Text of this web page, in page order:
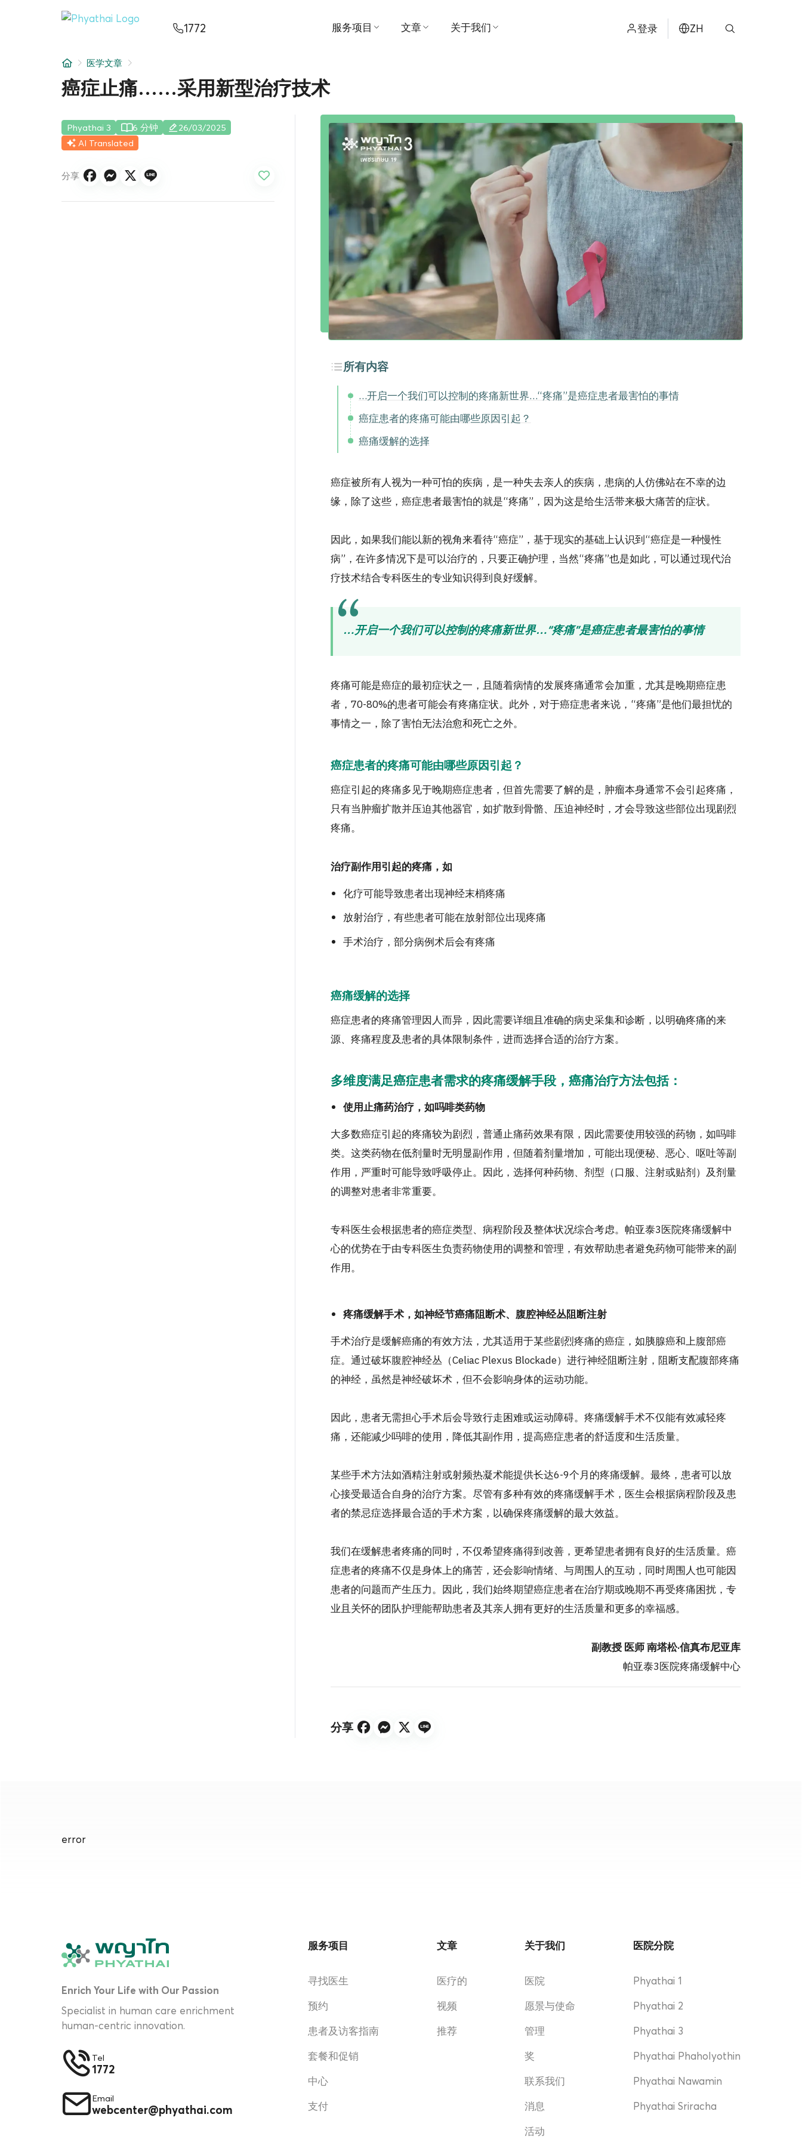
1772 服务项目
患者及访客指南
套餐和促销
支付
文章
推荐
关于我们
管理
奖
联系我们
消息
活动
登录 ZH
日本
عربي
ไทย
医院分院
医学文章
癌症止痛……采用新型治疗技术
Phyathai 3 6 分钟
26/03/2025
AI Translated
分享
所有内容
…开启一个我们可以控制的疼痛新世界…“疼痛”是癌症患者最害怕的事情
癌症患者的疼痛可能由哪些原因引起？
癌痛缓解的选择
癌症被所有人视为一种可怕的疾病，是一种失去亲人的疾病，患病的人仿佛站在不幸的边
缘 ，除了这些，癌症患者最害怕的就是“疼痛”，因为这是给生活带来极大痛苦的症状。
因此，如果我们能以新的视角来看待“癌症”，基于现实的基础上认识到“癌症是一种慢性
病”，在许多情况下是可以治疗的，只要正确护理，当然“疼痛”也是如此，可以通过现代治
疗技术结合专科医生的专业知识得到良好缓解。
…开启一个我们可以控制的疼痛新世界…“疼痛”是癌症患者最害怕的事情
疼痛可能是癌症的最初症状之一，且随着病情的发展疼痛通常会加重，尤其是晚期癌症患
者，70-80%的患者可能会有疼痛症状。此外，对于癌症患者来说，“疼痛”是他们最担忧的
事情之一，除了害怕无法治愈和死亡之外。
癌症患者的疼痛可能由哪些原因引起？
癌症引起的疼痛多见于晚期癌症患者，但首先需要了解的是，肿瘤本身通常不会引起疼痛，
只有当肿瘤扩散并压迫其他器官，如扩散到骨骼、压迫神经时，才会导致这些部位出现剧烈
疼痛。
治疗副作用引起的疼痛，如
化疗可能导致患者出现神经末梢疼痛
放射治疗，有些患者可能在放射部位出现疼痛
手术治疗，部分病例术后会有疼痛
癌痛缓解的选择
癌症患者的疼痛管理因人而异，因此需要详细且准确的病史采集和诊断，以明确疼痛的来
源、疼痛程度及患者的具体限制条件，进而选择合适的治疗方案。
多维度满足癌症患者需求的疼痛缓解手段，癌痛治疗方法包括：
使用止痛药治疗，如吗啡类药物
大多数癌症引起的疼痛较为剧烈，普通止痛药效果有限，因此需要使用较强的药物，如吗啡
类。这类药物在低剂量时无明显副作用，但随着剂量增加，可能出现便秘、恶心、呕吐等副
作用，严重时可能导致呼吸停止。因此，选择何种药物、剂型（口服、注射或贴剂）及剂量
的调整对患者非常重要。
专科医生会根据患者的癌症类型、病程阶段及整体状况综合考虑。帕亚泰3医院疼痛缓解中
心的优势在于由专科医生负责药物使用的调整和管理，有效帮助患者避免药物可能带来的副
作用。
疼痛缓解手术，如神经节癌痛阻断术、腹腔神经丛阻断注射
手术治疗是缓解癌痛的有效方法，尤其适用于某些剧烈疼痛的癌症，如胰腺癌和上腹部癌
症。通过破坏腹腔神经丛（Celiac Plexus Blockade）进行神经阻断注射，阻断支配腹部疼痛
的神经，虽然是神经破坏术，但不会影响身体的运动功能。
因此，患者无需担心手术后会导致行走困难或运动障碍。疼痛缓解手术不仅能有效减轻疼
痛，还能减少吗啡的使用，降低其副作用，提高癌症患者的舒适度和生活质量。
某些手术方法如酒精注射或射频热凝术能提供长达6-9个月的疼痛缓解。最终，患者可以放
心接受最适合自身的治疗方案。尽管有多种有效的疼痛缓解手术，医生会根据病程阶段及患
者的禁忌症选择最合适的手术方案，以确保疼痛缓解的最大效益。
我们在缓解患者疼痛的同时，不仅希望疼痛得到改善，更希望患者拥有良好的生活质量。癌
症患者的疼痛不仅是身体上的痛苦，还会影响情绪、与周围人的互动，同时周围人也可能因
患者的问题而产生压力。因此，我们始终期望癌症患者在治疗期或晚期不再受疼痛困扰，专
业且关怀的团队护理能帮助患者及其亲人拥有更好的生活质量和更多的幸福感。
副教授 医师 南塔松·信真布尼亚库
帕亚泰3医院疼痛缓解中心
分享
error
Enrich Your Life with Our Passion
Specialist in human care enrichment
human-centric innovation.
Tel
1772
Email
webcenter@phyathai.com
服务项目
寻找医生
预约
患者及访客指南
套餐和促销
中心
支付
文章
医疗的
视频
推荐
关于我们
医院
愿景与使命
管理
奖
联系我们
消息
活动
医院分院
Phyathai 1
Phyathai 2
Phyathai 3
Phyathai Phaholyothin
Phyathai Nawamin
Phyathai Sriracha